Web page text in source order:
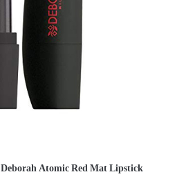
Deborah Atomic Red Mat Lipstick | رژ لب اتمیک رد مات دبورا